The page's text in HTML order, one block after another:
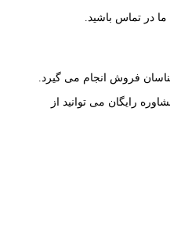
ما در تماس باشید.
رایگان می توانید از